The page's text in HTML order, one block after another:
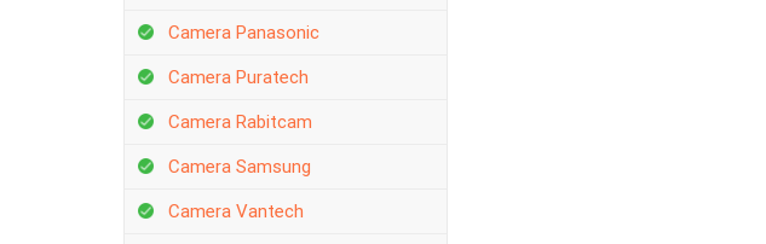
Camera Panasonic
Camera Puratech
Camera Rabitcam
Camera Samsung
Camera Vantech